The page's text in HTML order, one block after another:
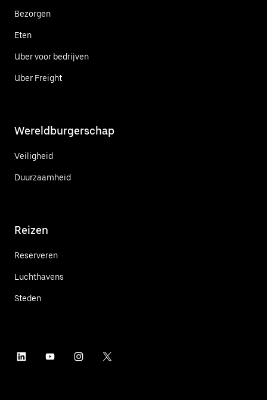
Bezorgen
Eten
Uber voor bedrijven
Uber Freight
Wereldburgerschap
Veiligheid
Duurzaamheid
Reizen
Reserveren
Luchthavens
Steden